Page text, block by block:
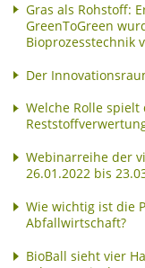
Gras als Rohstoff:
GreenToGreen
Bioprozesstechnik
Der
Welche Rolle
Webinarreihe der
26.01.2022 bis
Wie wichtig ist die
Abfallwirtschaft?
BioBall sieht vier